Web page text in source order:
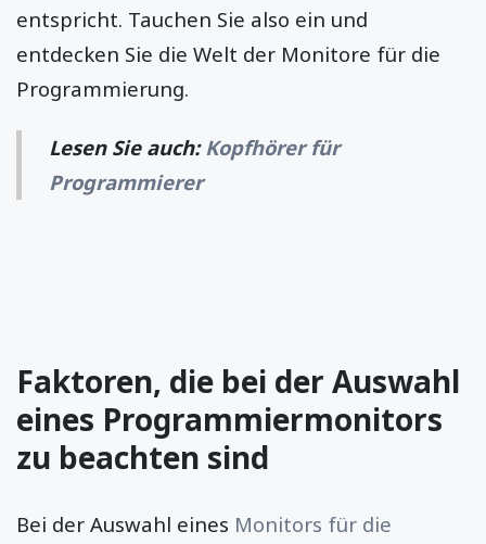
entspricht. Tauchen Sie also ein und
entdecken Sie die Welt der Monitore für die
Programmierung.
Lesen Sie auch:Kopfhörer für
Programmierer
Faktoren, die bei der Auswahl
eines Programmiermonitors
zu beachten sind
Bei der Auswahl eines Monitors für die